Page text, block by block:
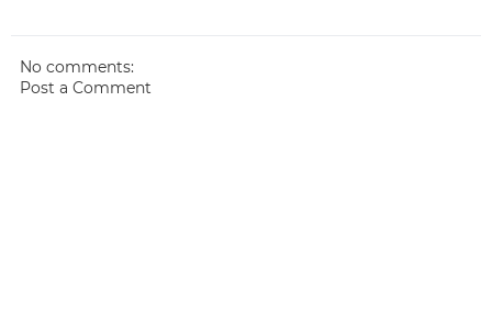
No comments:
Post a Comment